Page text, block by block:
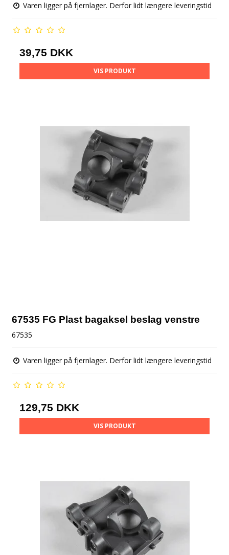
Varen ligger på fjernlager. Derfor lidt længere leveringstid
39,75 DKK
VIS PRODUKT
67535 FG Plast bagaksel beslag venstre
67535
Varen ligger på fjernlager. Derfor lidt længere leveringstid
129,75 DKK
VIS PRODUKT